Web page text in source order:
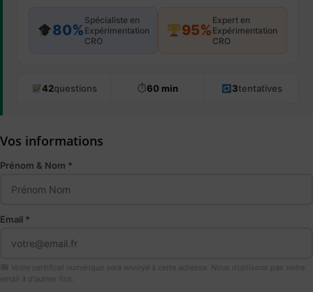
80%
Spécialiste en
Expérimentation
CRO
95%
Expert en
Expérimentation
CRO
42questions ⏱60 min 3tentatives
Vos informations
Prénom & Nom *
Email *
Votre certificat numérique sera envoyé à cette adresse. Nous n'utilisons pas votre
email à d'autres fins.